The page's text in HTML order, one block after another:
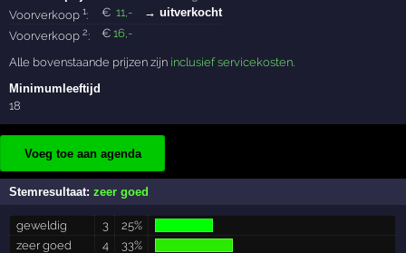
Voorverkoop1: € 11,-
→ uitverkocht
Voorverkoop2: €16,-
Alle bovenstaande prijzen zijn inclusief servicekosten.
Minimumleeftijd
18
Voeg toe aan agenda
Stemresultaat:zeer goed
geweldig 3
25%
zeer goed
4
33%